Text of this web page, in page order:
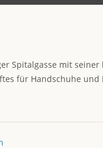
Spitalgasse mit
für Handschuhe